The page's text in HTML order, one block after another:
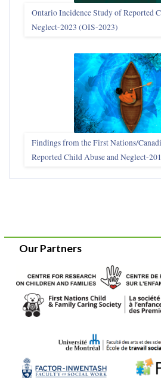
Ontario Incidence Study of Reported
Neglect-2023 (OIS‑2023)
Findings from the First Nations/
Reported Child Abuse and Neglect-
Our Partners